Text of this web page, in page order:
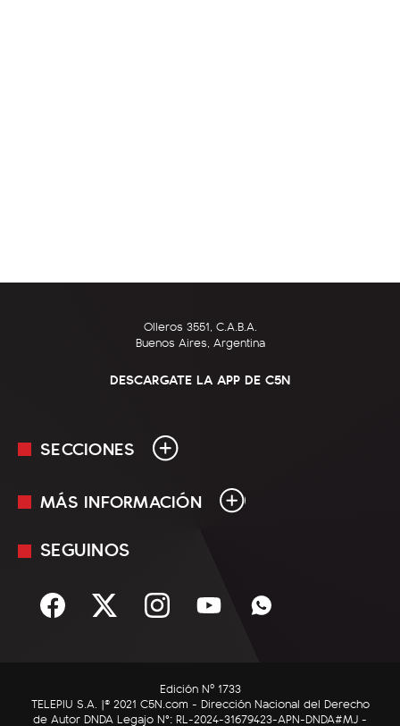
Olleros 3551, C.A.B.A.
Buenos Aires, Argentina
DESCARGATE LA APP DE C5N
SECCIONES
En Vivo
Sociedad
C5N Autos
MÁS INFORMACIÓN
Mediakit
Términos y condiciones
SEGUINOS
Edición Nº 1733
TELEPIU S.A. |© 2021 C5N.com - Dirección Nacional del Derecho
de Autor DNDA Legajo N°: RL-2024-31679423-APN-DNDA#MJ -